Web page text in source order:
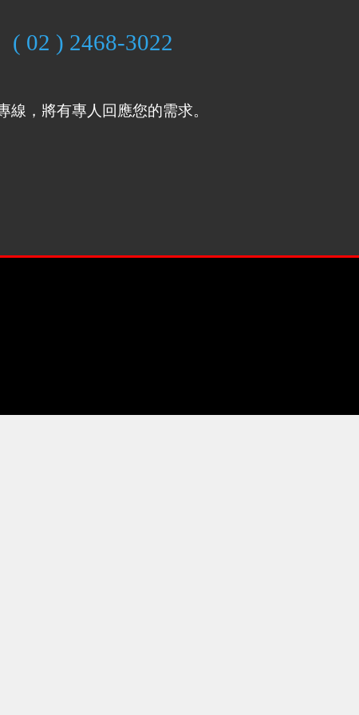
( 02 ) 2468-3022
線，將有專人回應您的需求。